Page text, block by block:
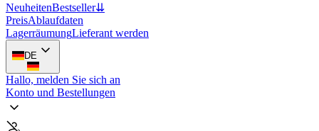
NeuheitenBestseller⇊
PreisAblaufdaten
LagerräumungLieferant werden
DE
Hallo, melden Sie sich an
Konto und Bestellungen